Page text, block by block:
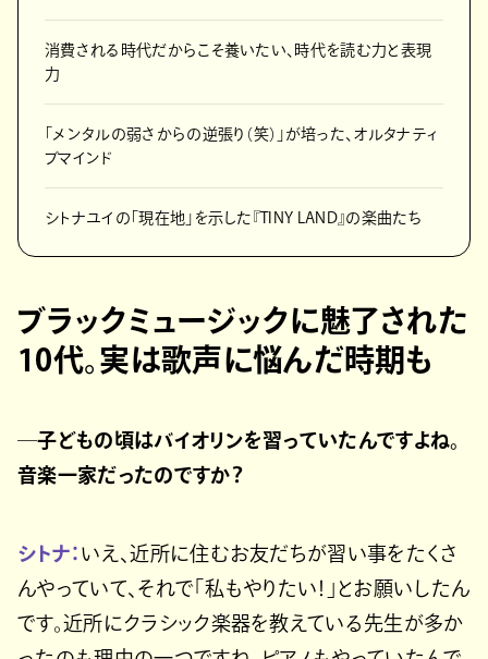
消費される時代だからこそ養いたい、時代を読む力と表現
力
「メンタルの弱さからの逆張り（笑）」が培った、オルタナティ
ブマインド
シトナユイの「現在地」を示した『TINY LAND』の楽曲たち
ブラックミュージックに魅了された
10代。実は歌声に悩んだ時期も
─子どもの頃はバイオリンを習っていたんですよね。
音楽一家だったのですか？
シトナ： いえ、近所に住むお友だちが習い事をたくさ
んやっていて、それで「私もやりたい！」とお願いしたん
です。近所にクラシック楽器を教えている先生が多か